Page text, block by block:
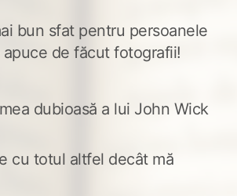
bun sfat pentru persoanele
apuce de făcut fotografii!
dubioasă a lui John Wick
cu totul altfel decât mă